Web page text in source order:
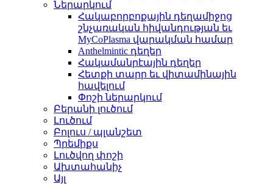
Ներարկում
Հակաբորբոքային դեղամիջոց
շնչառական հիվանդության եւ
MyCoPlasma վարակման համար
Anthelmintic դեղեր
Հակամանրէային դեղեր
Հետքի տարր եւ վիտամինային
հավելում
Փոշի ներարկում
Բերանի լուծում
Լուծում
Բոլուս / պլանշետ
Պրեմիքս
Լուծվող փոշի
Ախտահանիչ
Այլ